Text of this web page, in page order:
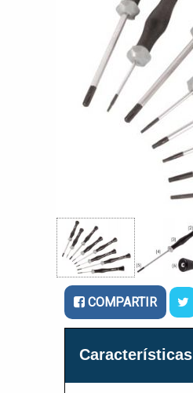
COMPARTIR
Características